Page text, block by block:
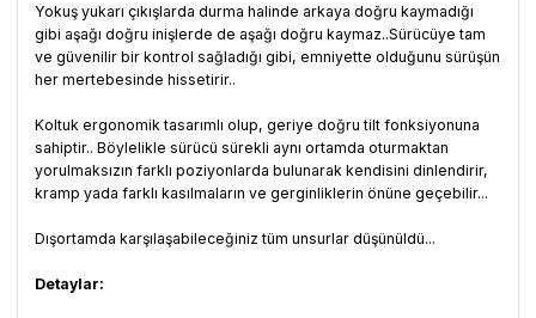
Yokuş yukarı çıkışlarda durma halinde arkaya doğru kaymadığı
gibi aşağı doğru inişlerde de aşağı doğru kaymaz..Sürücüye tam
ve güvenilir bir kontrol sağladığı gibi, emniyette olduğunu sürüşün
her mertebesinde hissetirir..
Koltuk ergonomik tasarımlı olup, geriye doğru tilt fonksiyonuna
sahiptir.. Böylelikle sürücü sürekli aynı ortamda oturmaktan
yorulmaksızın farklı poziyonlarda bulunarak kendisini dinlendirir,
kramp yada farklı kasılmaların ve gerginliklerin önüne geçebilir...
Dışortamda karşılaşabileceğiniz tüm unsurlar düşünüldü...
Detaylar: